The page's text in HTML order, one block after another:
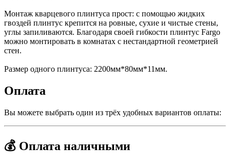
Монтаж кварцевого плинтуса прост: с помощью жидких
гвоздей плинтус крепится на ровные, сухие и чистые стены,
углы запиливаются. Благодаря своей гибкости плинтус Fargo
можно монтировать в комнатах с нестандартной геометрией
стен.
Размер одного плинтуса: 2200мм*80мм*11мм.
Оплата
Вы можете выбрать один из трёх удобных вариантов оплаты:
💰 Оплата наличными